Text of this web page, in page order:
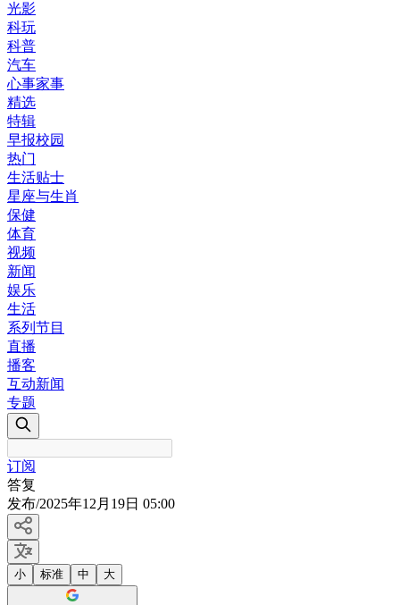
光影
科玩
科普
汽车
心事家事
精选
特辑
早报校园
热门
生活贴士
星座与生肖
保健
体育
视频
新闻
娱乐
生活
系列节目
直播
播客
互动新闻
专题
订阅
答复
发布/2025年12月19日 05:00
小 标准 中 大